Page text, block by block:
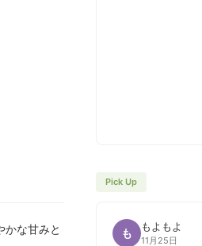
かな甘みと
Pick Up
も もよもよ
11月25日